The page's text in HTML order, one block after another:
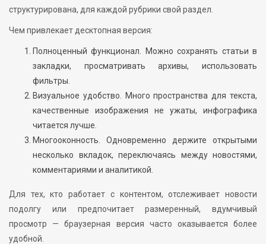
структурирована, для каждой рубрики свой раздел.
Чем привлекает десктопная версия:
Полноценный функционал. Можно сохранять статьи в
закладки, просматривать архивы, использовать
фильтры.
Визуальное удобство. Много пространства для текста,
качественные изображения не ужаты, инфографика
читается лучше.
Многооконность. Одновременно держите открытыми
несколько вкладок, переключаясь между новостями,
комментариями и аналитикой.
Для тех, кто работает с контентом, отслеживает новости
подолгу или предпочитает размеренный, вдумчивый
просмотр — браузерная версия часто оказывается более
удобной.